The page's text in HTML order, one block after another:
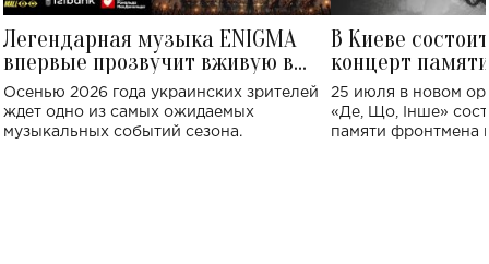
Легендарная музыка ENIGMA
впервые прозвучит вживую в
Украине: где состоится концерт
Осенью 2026 года украинских зрителей
ждет одно из самых ожидаемых
музыкальных событий сезона.
В Киеве
концерт
Клименко:
исполнят песни
25 июля в новом
«Де, Що, Інше»
памяти фронтмена